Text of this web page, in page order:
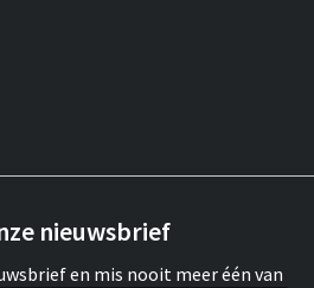
nieuwsbrief
en mis nooit meer één van